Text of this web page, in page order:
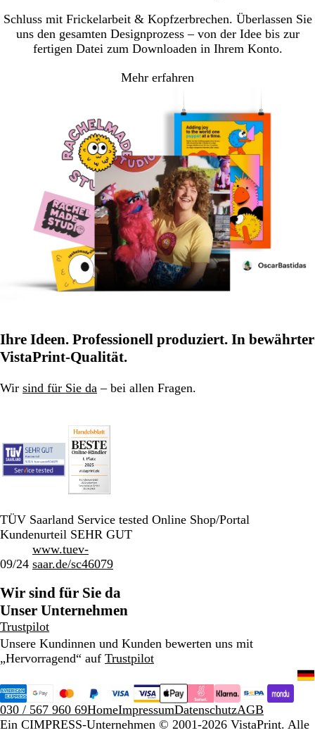
Schluss mit Frickelarbeit & Kopfzerbrechen. Überlassen Sie
uns den gesamten Designprozess – von der Idee bis zur
fertigen Datei zum Downloaden in Ihrem Konto.
Mehr erfahren
Ihre Ideen. Professionell produziert. In bewährter
VistaPrint-Qualität.
Wir sind für Sie da – bei allen Fragen.
TÜV Saarland Service tested Online Shop/Portal
Kundenurteil SEHR GUT
09/24
www.tuev-
saar.de/sc46079
Wir sind für Sie da
Unser Unternehmen
Trustpilot
Unsere Kundinnen und Kunden bewerten uns mit
„Hervorragend“ auf Trustpilot
030 / 567 960 69HomeImpressumDatenschutzAGB
Ein CIMPRESS-Unternehmen © 2001-2026 VistaPrint. Alle